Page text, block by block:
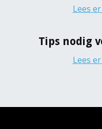
Lees
Tips nodig
Lees